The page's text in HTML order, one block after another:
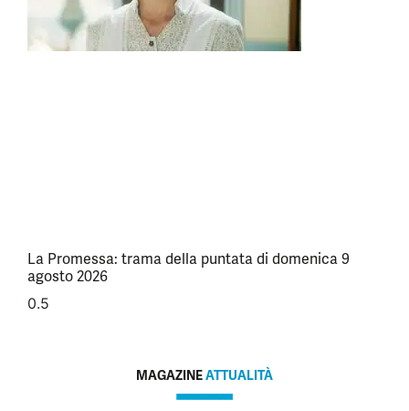
La Promessa: trama della puntata di domenica 9
agosto 2026
MAGAZINEATTUALITÀ